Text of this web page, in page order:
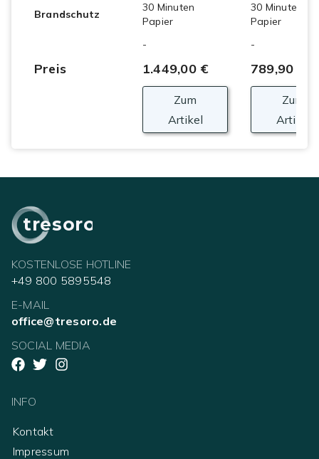
Brandschutz
30 Minuten
Papier
30 Minuten
Papier
-
-
Preis 1.449,00 € 789,90 €
Zum
Artikel
Zum
Artikel
tresoro
KOSTENLOSE HOTLINE
+49 800 5895548
E-MAIL
office@tresoro.de
SOCIAL MEDIA
INFO
Kontakt
Impressum